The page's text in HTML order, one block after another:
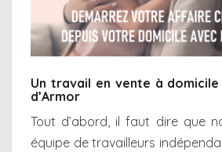
Un travail en vente à
d’Armor
Tout d’abord, il faut dire que
équipe de travailleurs